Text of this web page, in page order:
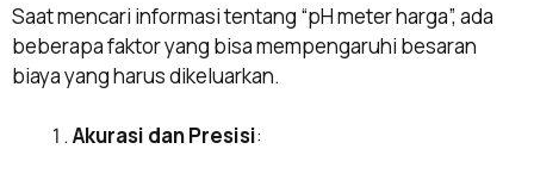
Saat mencari informasi tentang “pH meter harga”, ada
beberapa faktor yang bisa mempengaruhi besaran
biaya yang harus dikeluarkan.
Akurasi dan Presisi: